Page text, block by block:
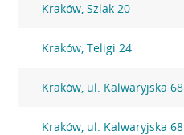
Kraków, Szlak 20
Kraków, Teligi 24
Kraków, ul. Kalwaryjska 68
Kraków, ul. Kalwaryjska 68